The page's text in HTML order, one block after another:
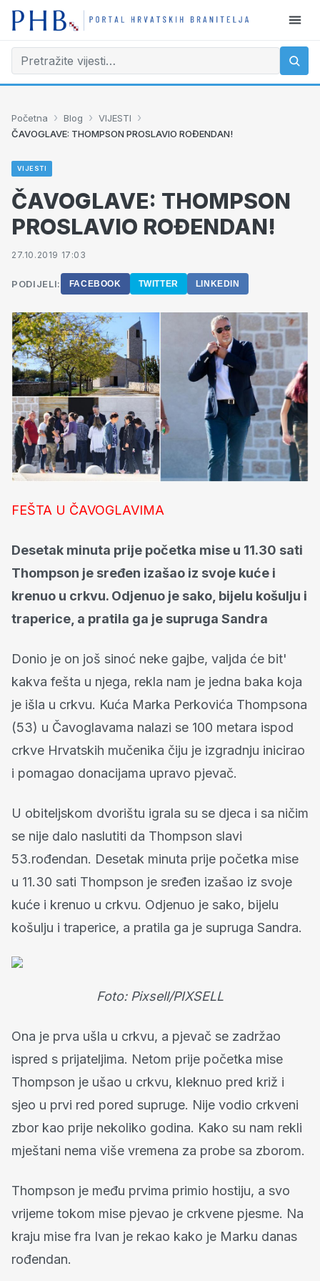
Početna › Blog › VIJESTI ›
ČAVOGLAVE: THOMPSON PROSLAVIO ROĐENDAN!
VIJESTI
ČAVOGLAVE: THOMPSON
PROSLAVIO ROĐENDAN!
27.10.2019 17:03
PODIJELI: FACEBOOK TWITTER LINKEDIN
FEŠTA U ČAVOGLAVIMA
Desetak minuta prije početka mise u 11.30 sati
Thompson je sređen izašao iz svoje kuće i
krenuo u crkvu. Odjenuo je sako, bijelu košulju i
traperice, a pratila ga je supruga Sandra
Donio je on još sinoć neke gajbe, valjda će bit'
kakva fešta u njega, rekla nam je jedna baka koja
je išla u crkvu. Kuća Marka Perkovića Thompsona
(53) u Čavoglavama nalazi se 100 metara ispod
crkve Hrvatskih mučenika čiju je izgradnju inicirao
i pomagao donacijama upravo pjevač.
U obiteljskom dvorištu igrala su se djeca i sa ničim
se nije dalo naslutiti da Thompson slavi
53.rođendan. Desetak minuta prije početka mise
u 11.30 sati Thompson je sređen izašao iz svoje
kuće i krenuo u crkvu. Odjenuo je sako, bijelu
košulju i traperice, a pratila ga je supruga Sandra.
Foto: Pixsell/PIXSELL
Ona je prva ušla u crkvu, a pjevač se zadržao
ispred s prijateljima. Netom prije početka mise
Thompson je ušao u crkvu, kleknuo pred križ i
sjeo u prvi red pored supruge. Nije vodio crkveni
zbor kao prije nekoliko godina. Kako su nam rekli
mještani nema više vremena za probe sa zborom.
Thompson je među prvima primio hostiju, a svo
vrijeme tokom mise pjevao je crkvene pjesme. Na
kraju mise fra Ivan je rekao kako je Marku danas
rođendan.